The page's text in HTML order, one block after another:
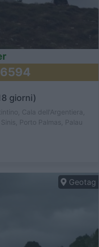
6594
giorni)
Cala dell'Argentiera,
Porto Palmas, Palau
Geotag